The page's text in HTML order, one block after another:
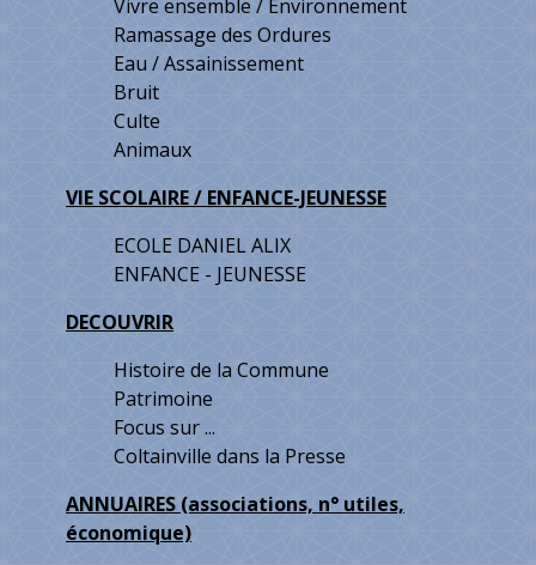
Vivre ensemble / Environnement
Ramassage des Ordures
Eau / Assainissement
Bruit
Culte
Animaux
VIE SCOLAIRE / ENFANCE-JEUNESSE
ECOLE DANIEL ALIX
ENFANCE - JEUNESSE
DECOUVRIR
Histoire de la Commune
Patrimoine
Focus sur ...
Coltainville dans la Presse
ANNUAIRES (associations, n° utiles,
économique)